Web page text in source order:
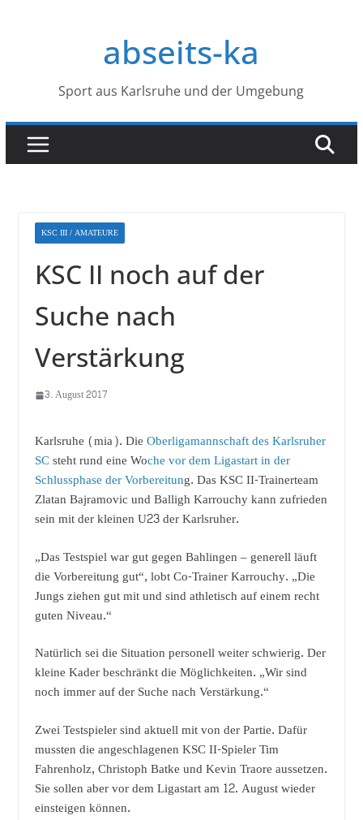
abseits-ka
Sport aus Karlsruhe und der Umgebung
KSC III / AMATEURE
KSC II noch auf der
Suche nach
Verstärkung
3. August 2017
Karlsruhe (mia). DieOberligamannschaft des Karlsruher
SCsteht rund eine Woche vor dem Ligastart in der
Schlussphase der Vorbereitung. Das KSC II-Trainerteam
Zlatan Bajramovic und Balligh Karrouchy kann zufrieden
sein mit der kleinen U23 der Karlsruher.
„Das Testspiel war gut gegen Bahlingen – generell läuft
die Vorbereitung gut“, lobt Co-Trainer Karrouchy. „Die
Jungs ziehen gut mit und sind athletisch auf einem recht
guten Niveau.“
Natürlich sei die Situation personell weiter schwierig. Der
kleine Kader beschränkt die Möglichkeiten. „Wir sind
noch immer auf der Suche nach Verstärkung.“
Zwei Testspieler sind aktuell mit von der Partie. Dafür
mussten die angeschlagenen KSC II-Spieler Tim
Fahrenholz, Christoph Batke und Kevin Traore aussetzen.
Sie sollen aber vor dem Ligastart am 12. August wieder
einsteigen können.